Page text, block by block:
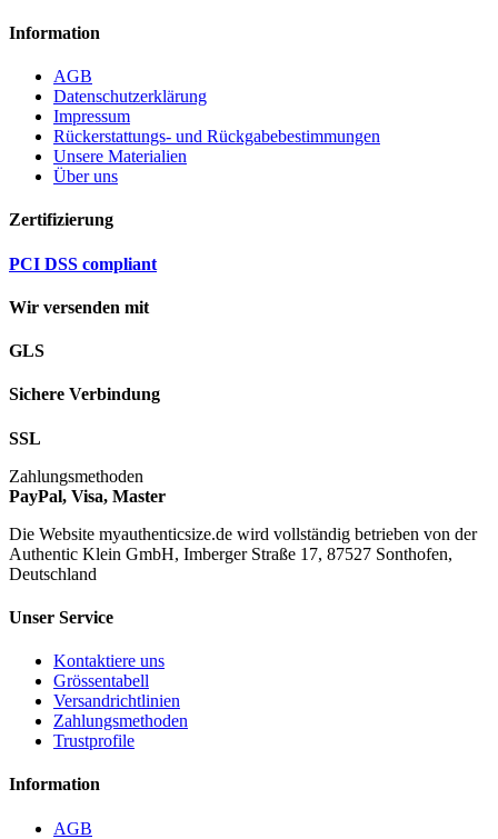
Information
AGB
Datenschutzerklärung
Impressum
Rückerstattungs- und Rückgabebestimmungen
Unsere Materialien
Über uns
Zertifizierung
PCI DSS compliant
Wir versenden mit
GLS
Sichere Verbindung
SSL
Zahlungsmethoden
PayPal, Visa, Master
Die Website myauthenticsize.de wird vollständig betrieben von der
Authentic Klein GmbH, Imberger Straße 17, 87527 Sonthofen,
Deutschland
Unser Service
Kontaktiere uns
Grössentabell
Versandrichtlinien
Zahlungsmethoden
Trustprofile
Information
AGB